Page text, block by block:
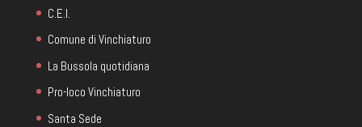
C.E.I.
Comune di Vinchiaturo
La Bussola quotidiana
Pro-loco Vinchiaturo
Santa Sede